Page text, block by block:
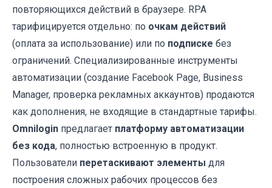
повторяющихся действий в браузере. RPA
тарифицируется отдельно: по очкам действий
(оплата за использование) или по подписке без
ограничений. Специализированные инструменты
автоматизации (создание Facebook Page, Business
Manager, проверка рекламных аккаунтов) продаются
как дополнения, не входящие в стандартные тарифы.
Omnilogin предлагает платформу автоматизации
без кода, полностью встроенную в продукт.
Пользователи перетаскивают элементы для
построения сложных рабочих процессов без